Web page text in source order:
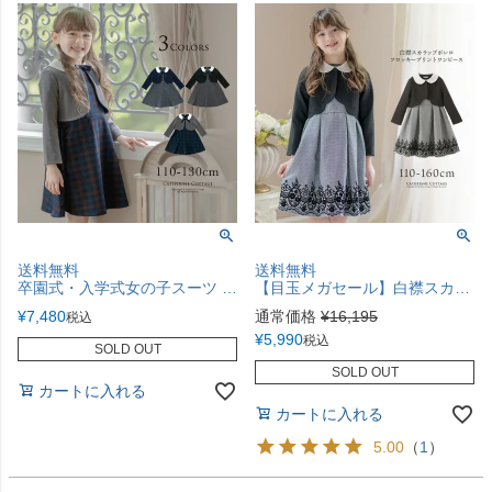
送料無料
卒園式・入学式女の子スーツ ポンチチェックワンピース＆白襟ボレロセット[110 120 130 cm ブラック 黒 グレー]子供服 フォーマル キッズ スーツセット TAK
¥7,480税込
SOLD OUT
カートに入れる
送料無料
【目玉メガセール】白襟スカラップボレロ＆ワンピーススーツTAK
通常価格 ¥16,195
¥5,990税込
SOLD OUT
カートに入れる
5.00 （1 ）